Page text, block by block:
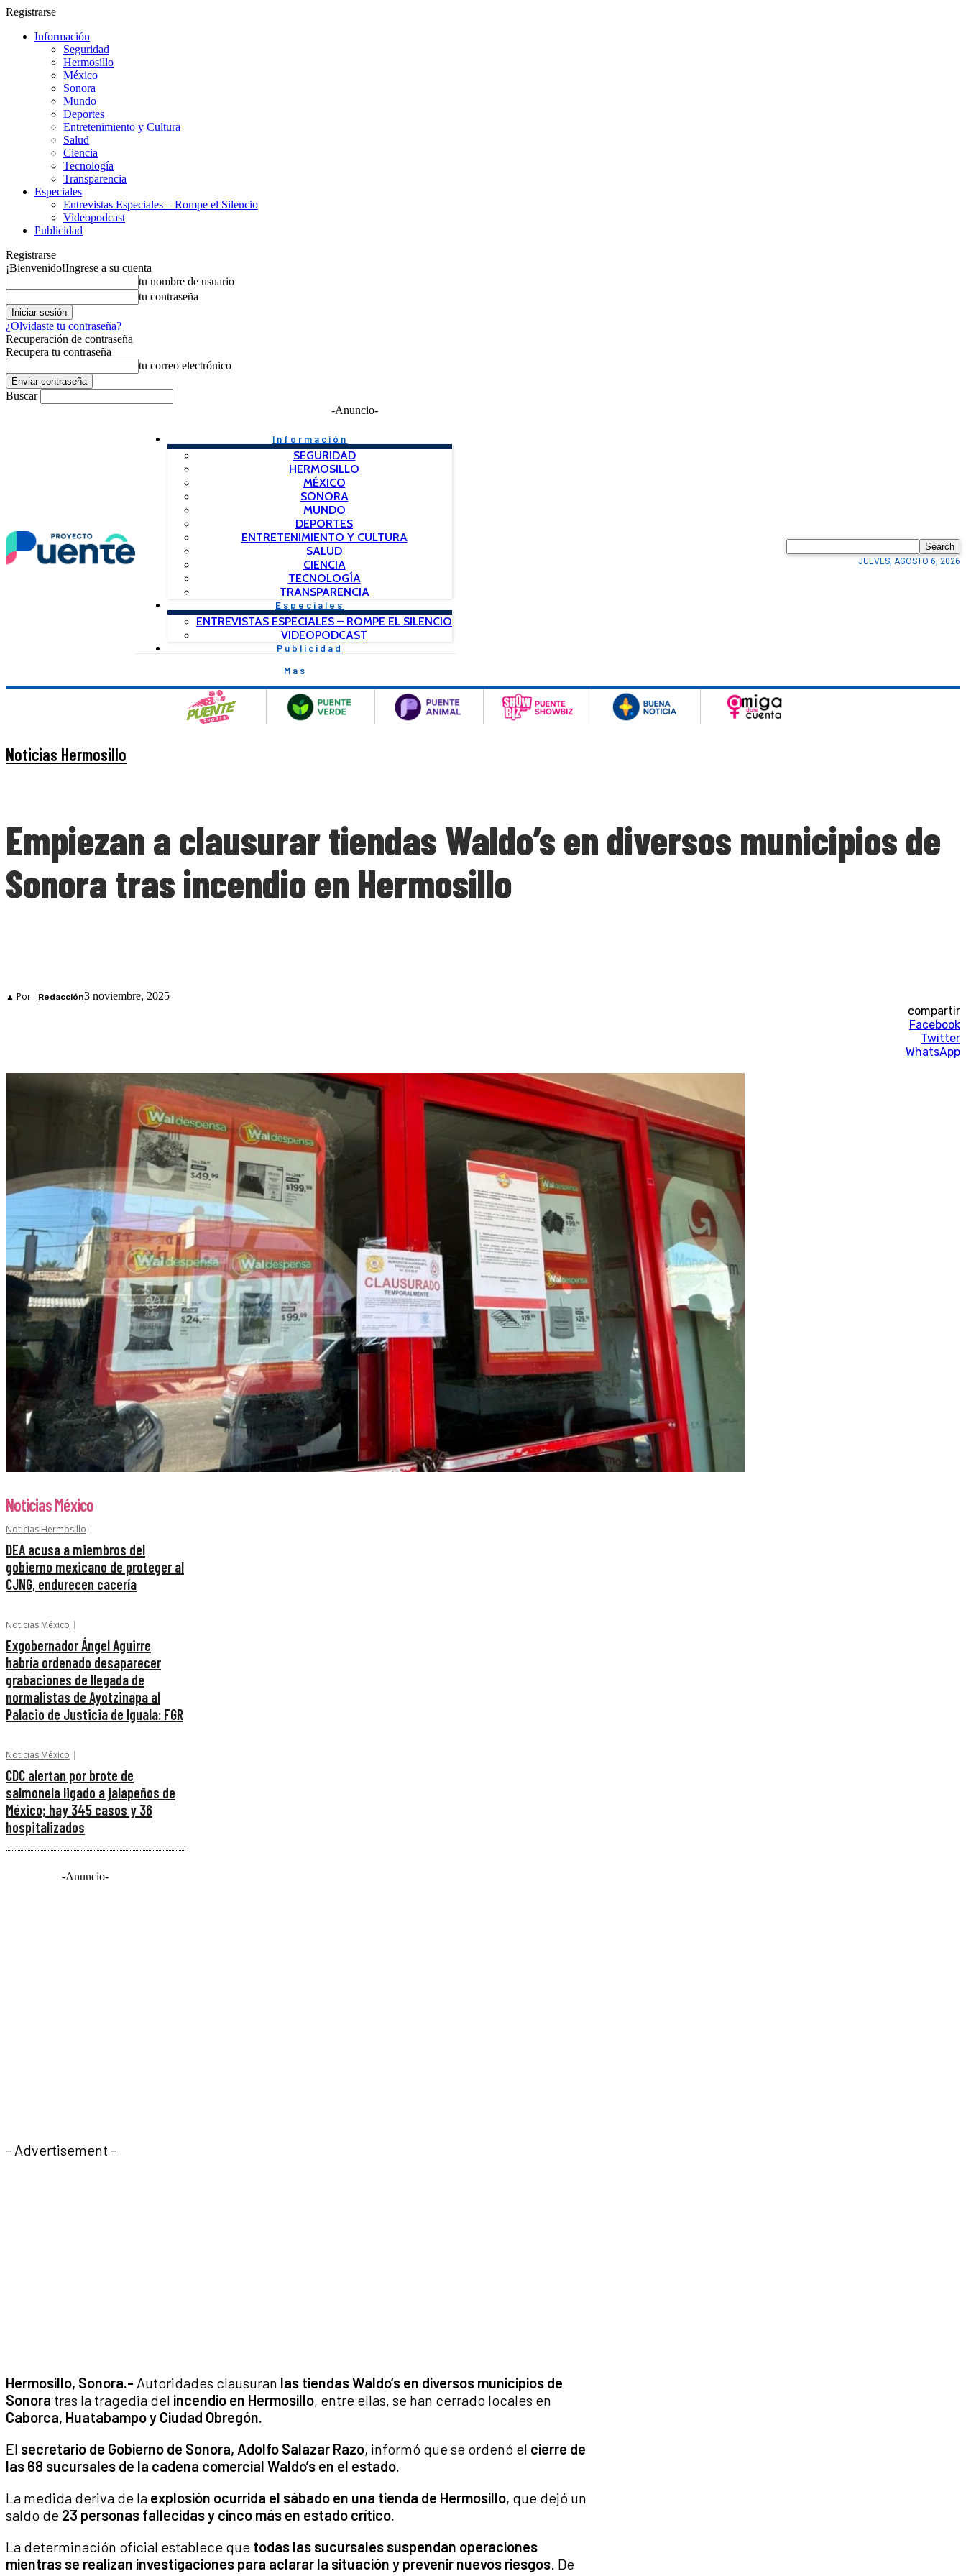
Registrarse
Información
Seguridad
Hermosillo
México
Sonora
Mundo
Deportes
Entretenimiento y Cultura
Salud
Ciencia
Tecnología
Transparencia
Especiales
Entrevistas Especiales – Rompe el Silencio
Videopodcast
Publicidad
Registrarse
¡Bienvenido!Ingrese a su cuenta
tu nombre de usuario
tu contraseña
¿Olvidaste tu contraseña?
Recuperación de contraseña
Recupera tu contraseña
tu correo electrónico
Buscar
-Anuncio-
Información
SEGURIDAD
HERMOSILLO
MÉXICO
SONORA
MUNDO
DEPORTES
ENTRETENIMIENTO Y CULTURA
SALUD
CIENCIA
TECNOLOGÍA
TRANSPARENCIA
Especiales
ENTREVISTAS ESPECIALES – ROMPE EL SILENCIO
VIDEOPODCAST
Publicidad
Mas
Search
JUEVES, AGOSTO 6, 2026
Noticias Hermosillo
Empiezan a clausurar tiendas Waldo’s en diversos municipios de
Sonora tras incendio en Hermosillo
▲ Por Redacción3 noviembre, 2025
compartir
Facebook
Twitter
WhatsApp
Noticias México
Noticias Hermosillo
DEA acusa a miembros del
gobierno mexicano de proteger al
CJNG, endurecen cacería
Noticias México
Exgobernador Ángel Aguirre
habría ordenado desaparecer
grabaciones de llegada de
normalistas de Ayotzinapa al
Palacio de Justicia de Iguala: FGR
Noticias México
CDC alertan por brote de
salmonela ligado a jalapeños de
México; hay 345 casos y 36
hospitalizados
-Anuncio-
- Advertisement -
Hermosillo, Sonora.- Autoridades clausuran las tiendas Waldo’s en diversos municipios de
Sonora tras la tragedia del incendio en Hermosillo, entre ellas, se han cerrado locales en
Caborca, Huatabampo y Ciudad Obregón.
El secretario de Gobierno de Sonora, Adolfo Salazar Razo, informó que se ordenó el cierre de
las 68 sucursales de la cadena comercial Waldo’s en el estado.
La medida deriva de la explosión ocurrida el sábado en una tienda de Hermosillo, que dejó un
saldo de 23 personas fallecidas y cinco más en estado crítico.
La determinación oficial establece que todas las sucursales suspendan operaciones
mientras se realizan investigaciones para aclarar la situación y prevenir nuevos riesgos. De